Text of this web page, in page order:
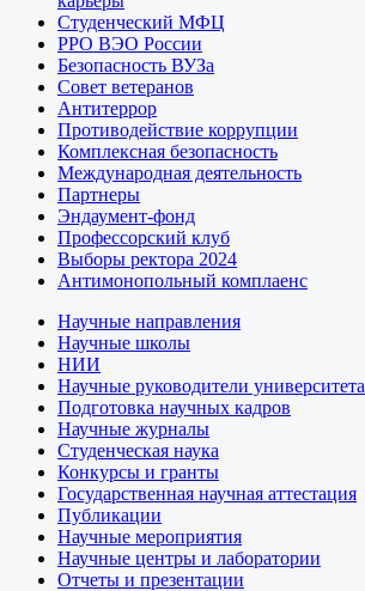
Студенческий МФЦ
РРО ВЭО России
Безопасность ВУЗа
Совет ветеранов
Антитеррор
Противодействие коррупции
Комплексная безопасность
Международная деятельность
Партнеры
Эндаумент-фонд
Профессорский клуб
Выборы ректора 2024
Антимонопольный комплаенс
Научные направления
Научные школы
НИИ
Научные руководители университета
Подготовка научных кадров
Научные журналы
Студенческая наука
Конкурсы и гранты
Государственная научная аттестация
Публикации
Научные мероприятия
Научные центры и лаборатории
Отчеты и презентации